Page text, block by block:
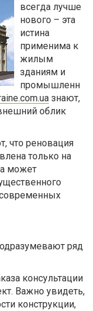
всегда лучше
нового – эта
истина
применима к
жилым
зданиям и
промышленн
знают,
облик
что реновация
​​только на
а может
ряд
консультации
Важно увидеть,
конструкции,